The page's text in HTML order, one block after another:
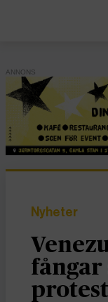
ANNONS
Nyheter